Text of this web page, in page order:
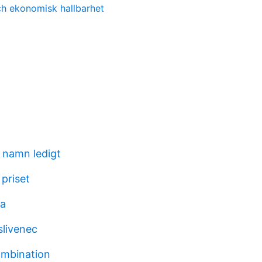
ekonomisk hallbarhet
ledigt